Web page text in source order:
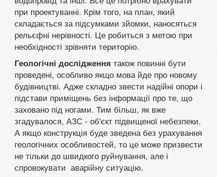
при проектуванні. Крім того, на план, який
складається за підсумками зйомки, наносяться
рельєфні нерівності. Це робиться з метою при
необхідності зрівняти територію.
Геологічні дослідження також повинні бути
проведені, особливо якщо мова йде про новому
будівництві. Адже складно звести надійні опори і
підстави приміщень без інформації про те, що
заховано під ногами. Тим більш, як вже
згадувалося, АЗС - об'єкт підвищеної небезпеки.
А якщо конструкція буде зведена без урахування
геологічних особливостей, то це може призвести
не тільки до швидкого руйнування, але і
спровокувати аварійну ситуацію.